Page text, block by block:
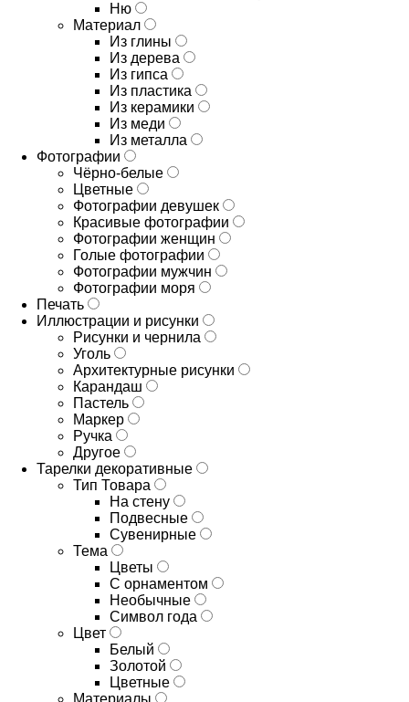
Ню
Материал
Из глины
Из дерева
Из гипса
Из пластика
Из керамики
Из меди
Из металла
Фотографии
Чёрно-белые
Цветные
Фотографии девушек
Красивые фотографии
Фотографии женщин
Голые фотографии
Фотографии мужчин
Фотографии моря
Печать
Иллюстрации и рисунки
Рисунки и чернила
Уголь
Архитектурные рисунки
Карандаш
Пастель
Маркер
Ручка
Другое
Тарелки декоративные
Тип Товара
На стену
Подвесные
Сувенирные
Тема
Цветы
С орнаментом
Необычные
Символ года
Цвет
Белый
Золотой
Цветные
Материалы